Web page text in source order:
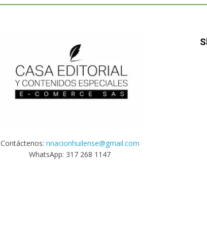
Contáctenos: nnacionhuilense@gmail.com
WhatsApp: 317 268 1147